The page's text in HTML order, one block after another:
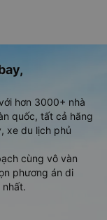
hơn 3000+ nhà
quốc, tất cả hãng
xe du lịch phủ
cùng vô vàn
phương án di